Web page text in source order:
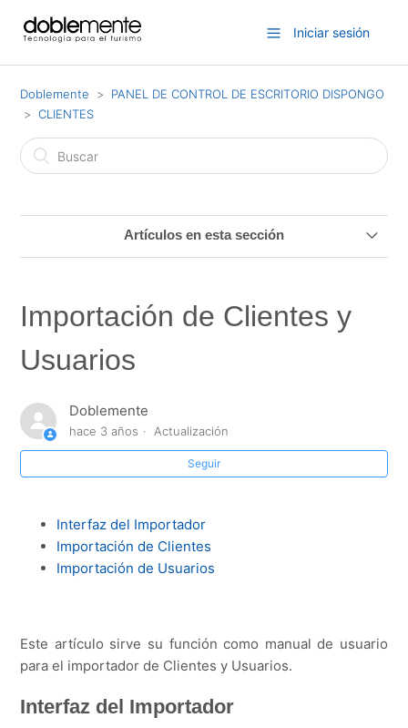
Iniciar sesión
Doblemente
PANEL DE CONTROL DE ESCRITORIO DISPONGO
CLIENTES
Artículos en esta sección
Configuración de crédito - Acciones Automáticas
¿Cómo deshabilitar la validación de IP en un usuario
documentación técnica?
Importación de Clientes y
Usuarios
Doblemente
hace 3 años Actualización
Seguir
Interfaz del Importador
Importación de Clientes
Importación de Usuarios
Este artículo sirve su función como manual de usuario
para el importador de Clientes y Usuarios.
Interfaz del Importador